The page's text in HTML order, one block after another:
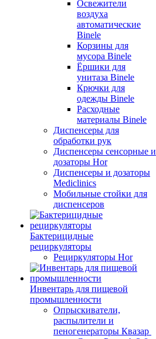
Освежители
воздуха
автоматические
Binele
Корзины для
мусора Binele
Ёршики для
унитаза Binele
Крючки для
одежды Binele
Расходные
материалы Binele
Диспенсеры для
обработки рук
Диспенсеры сенсорные и
дозаторы Hor
Диспенсеры и дозаторы
Mediclinics
Мобильные стойки для
диспенсеров
Бактерицидные
рециркуляторы
Рециркуляторы Hor
Инвентарь для пищевой
промышленности
Опрыскиватели,
распылители и
пеногенераторы Квазар